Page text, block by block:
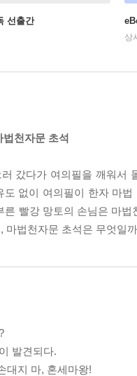
선출간
상
천자문 초석
갔다가 여의필을 깨워서
도 없이 여의필이 한자 마
른 빨강 망토의 손님은 마
마법천자문 초석은 무엇일
발견되다.
대지 마, 혼세마왕!